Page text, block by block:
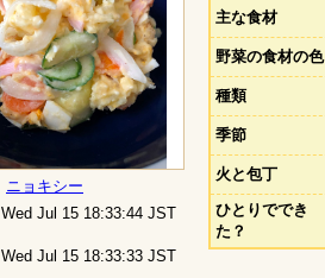
ニョキシー
Wed Jul 15 18:33:44 JST
Wed Jul 15 18:33:33 JST
主な食材
野菜の食材の色
種類
季節
火と包丁
ひとりででき
た？